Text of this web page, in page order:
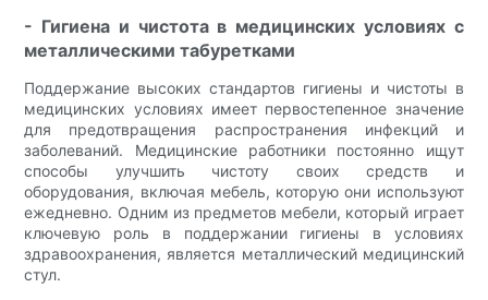
- Гигиена и чистота в медицинских условиях с
металлическими табуретками
Поддержание высоких стандартов гигиены и чистоты в
медицинских условиях имеет первостепенное значение
для предотвращения распространения инфекций и
заболеваний. Медицинские работники постоянно ищут
способы улучшить чистоту своих средств и
оборудования, включая мебель, которую они используют
ежедневно. Одним из предметов мебели, который играет
ключевую роль в поддержании гигиены в условиях
здравоохранения, является металлический медицинский
стул.